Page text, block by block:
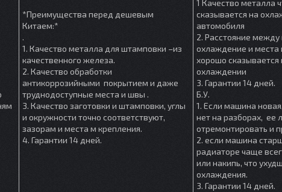
*Преимущества перед дешевым
Китаем:*
.
1. Качество металла для штамповки –из
качественного железа.
2. Качество обработки
антикоррозийными покрытием и даже
труднодоступные места и швы .
3. Качество заготовки и штамповки, углы
и окружности точно соответствуют,
зазорам и места м крепления.
4. Гарантии 14 дней.
1 Качество металла
сказывается на
автомобиля
2. Расстояние
охлаждение и места
хорошо сказывается
охлаждении
3. Гарантии 14 дней.
Б.У.
1. Если машина
нет на разборах, ее
отремонтировать и
2. если машина
радиаторе чаще
или накипь, что
охлаждения.
3. Гарантии 14 дней.